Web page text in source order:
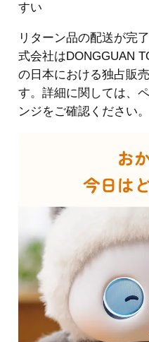
すい
リターン品の配送が完
式会社はDONGGUAN
の日本における独占販
す。詳細に関しては、
ンジをご確認ください。